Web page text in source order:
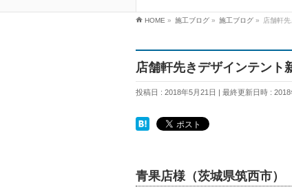
HOME » 施工ブログ » 施工ブログ » 店舗軒
店舗軒先きデザインテント
投稿日 : 2018年5月21日 最終更新日時 : 2018
青果店様（茨城県筑西市）